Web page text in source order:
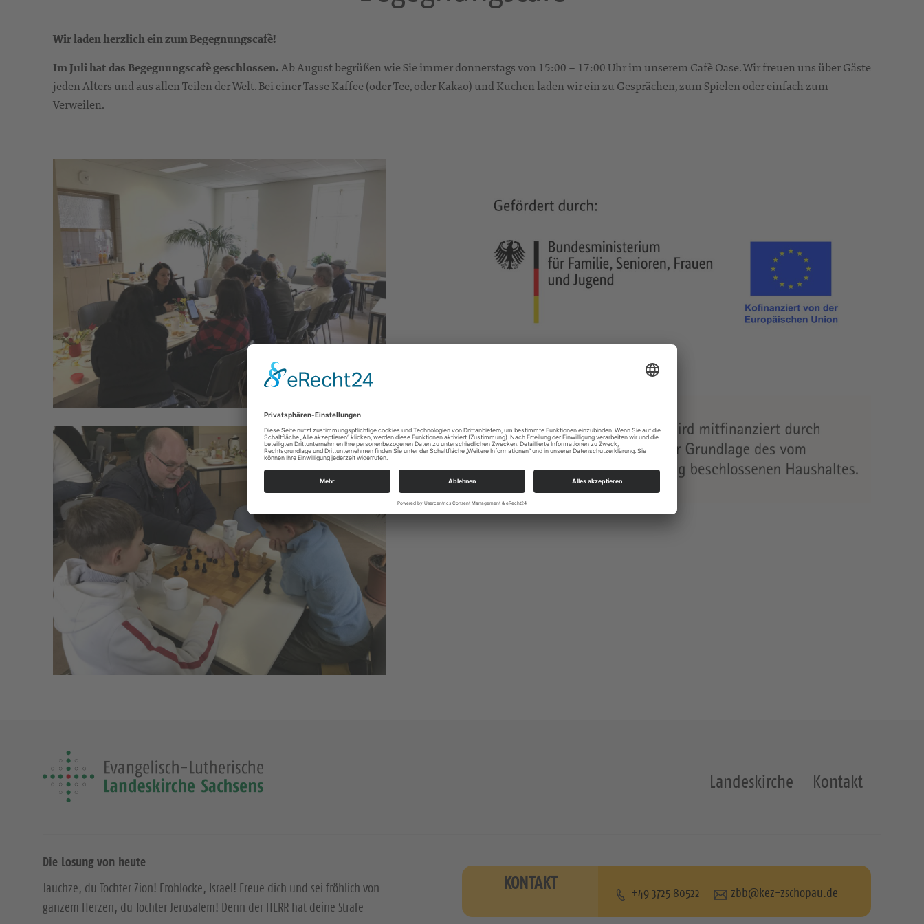
Wir laden herzlich ein zum Begegnungscafè!
Im Juli hat das Begegnungscafè geschlossen.Ab August begrüßen wie Sie immer donnerstags von 15:00 – 17:00 Uhr im unserem Cafè Oase. Wir freuen uns über Gäste
jeden Alters und aus allen Teilen der Welt. Bei einer Tasse Kaffee (oder Tee, oder Kakao) und Kuchen laden wir ein zu Gesprächen, zum Spielen oder einfach zum
Verweilen.
Landeskirche Kontakt
Die Losung von heute
Jauchze, du Tochter Zion! Frohlocke, Israel! Freue dich und sei fröhlich von
ganzem Herzen, du Tochter Jerusalem! Denn der HERR hat deine Strafe
KONTAKT +49 3725 80522 zbb@kez-zschopau.de